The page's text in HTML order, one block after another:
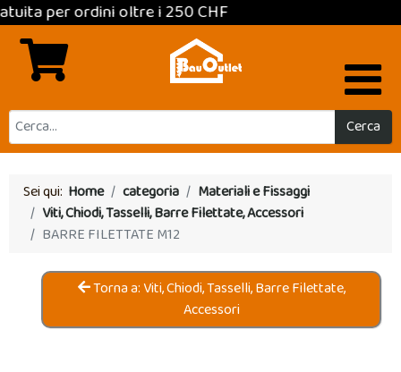
ordini oltre i 250 CHF
Cerca
Sei qui: Home categoria
Materiali e Fissaggi
Viti, Chiodi, Tasselli, Barre Filettate, Accessori
BARRE FILETTATE M12
Torna a: Viti, Chiodi, Tasselli, Barre Filettate,
Accessori